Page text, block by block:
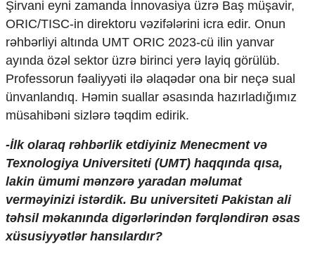
Şirvani eyni zamanda İnnovasiya üzrə Baş müşavir,
ORIC/TISC-in direktoru vəzifələrini icra edir. Onun
rəhbərliyi altında UMT ORIC 2023-cü ilin yanvar
ayında özəl sektor üzrə birinci yerə layiq görülüb.
Professorun fəaliyyəti ilə əlaqədər ona bir neçə sual
ünvanlandıq. Həmin suallar əsasında hazırladığımız
müsahibəni sizlərə təqdim edirik.
-İlk olaraq rəhbərlik etdiyiniz Menecment və
Texnologiya Universiteti (UMT) haqqında qısa,
lakin ümumi mənzərə yaradan məlumat
verməyinizi istərdik. Bu universiteti Pakistan ali
təhsil məkanında digərlərindən fərqləndirən əsas
xüsusiyyətlər hansılardır?